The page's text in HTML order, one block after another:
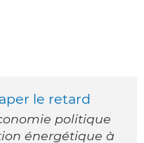
le retard
politique
énergétique à